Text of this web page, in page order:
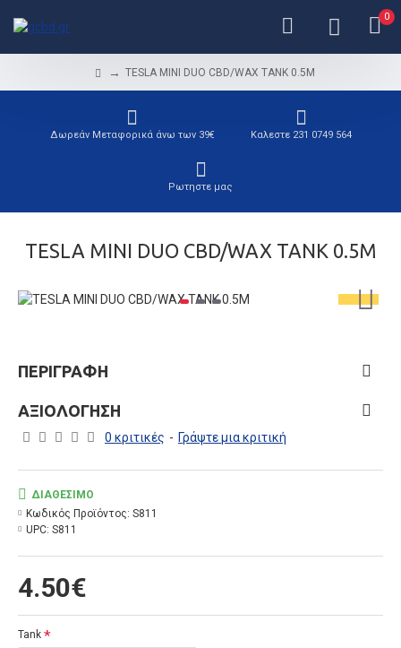
0
TESLA MINI DUO CBD/WAX TANK 0.5M
Δωρεάν Μεταφορικά άνω των 39€ Καλεστε 231 0749 564
Ρωτηστε μας
TESLA MINI DUO CBD/WAX TANK 0.5M
ΠΕΡΙΓΡΑΦΉ
ΑΞΙΟΛΌΓΗΣΗ
0 κριτικές - Γράψτε μια κριτική
4.50€
ΔΙΑΘΈΣΙΜΟ
Κωδικός Προϊόντος: S811
UPC: S811
Tank